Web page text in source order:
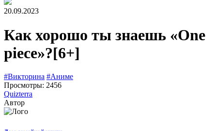
20.09.2023
Как хорошо ты знаешь «One
piece»?[6+]
#Викторина #Аниме
Просмотры: 2456
Quizterra
Автор